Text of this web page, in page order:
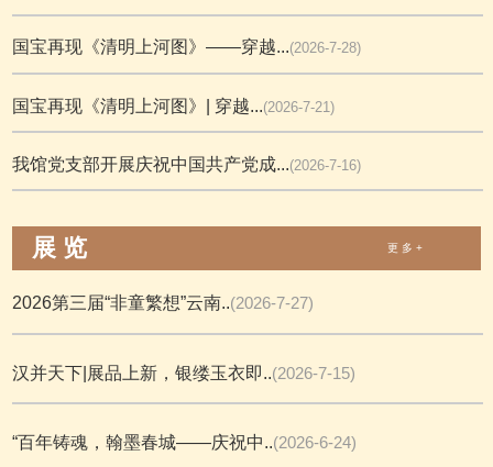
国宝再现《清明上河图》——穿越...(2026-7-28)
国宝再现《清明上河图》| 穿越...(2026-7-21)
我馆党支部开展庆祝中国共产党成...(2026-7-16)
展 览 更 多 +
2026第三届“非童繁想”云南..(2026-7-27)
汉并天下|展品上新，银缕玉衣即..(2026-7-15)
“百年铸魂，翰墨春城——庆祝中..(2026-6-24)